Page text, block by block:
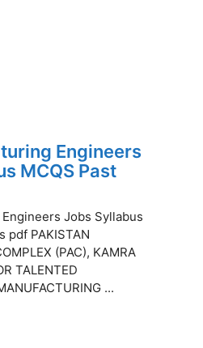
Engineers
MCQS Past
Jobs Syllabus
pdf PAKISTAN
(PAC), KAMRA
TALENTED
...